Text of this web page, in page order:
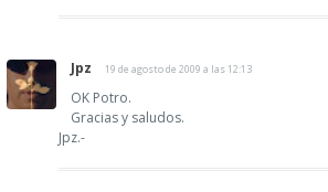
Jpz 19 de agosto de 2009 a las 12:13
OK Potro.
Gracias y saludos.
Jpz.-